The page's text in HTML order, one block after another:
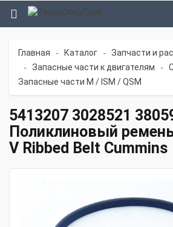
Главная - Каталог - Запчасти и
- Запасные части к двигателям -
Запасные части M / ISM / QSM
5413207 3028521
Поликлиновый
V Ribbed Belt Cummins